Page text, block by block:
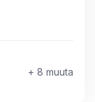
+ 8 muuta